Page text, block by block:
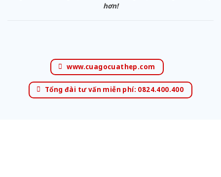
hơn!
www.cuagocuathep.com
Tổng đài tư vấn miễn phí: 0824.400.400